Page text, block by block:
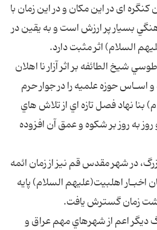
ای در اين مكان و در اين زمان با
بسيار پر ارزش است و به يقين در
السلام) اثر مثبت دارد.
شيخ الطائفه بر اثر آزار نا اهلان
اسـاس حوزه علميه را در جوار حرم
بنا نهاد فصل تازه اي از تلاش هاي
به روز بر شكوه و عمق آن افزوده
در شهر مقدس قم نيز از زمان ائمه
اخبـار اهلبيت(عليهم السلام) پايه
زمان گسترش يافت.
اعم از شهرهاي مهم عراق و